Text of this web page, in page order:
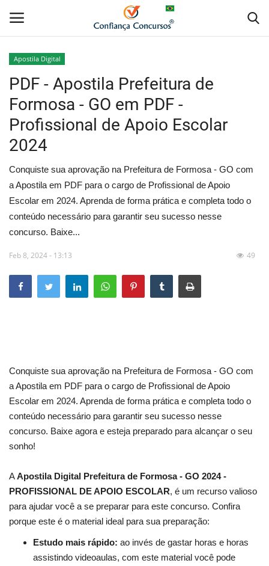
Home
Apostila Digital
Apostila Impressa
Cursos Online
Combo Apostilas
Apostila Digital
PDF - Apostila Prefeitura de
Formosa - GO em PDF -
Profissional de Apoio Escolar
2024
Conquiste sua aprovação na Prefeitura de Formosa - GO com
a Apostila em PDF para o cargo de Profissional de Apoio
Escolar em 2024. Aprenda de forma prática e completa todo o
conteúdo necessário para garantir seu sucesso nesse
concurso. Baixe...
Feb 8, 2024 - 13:13 49
Conquiste sua aprovação na Prefeitura de Formosa - GO com
a Apostila em PDF para o cargo de Profissional de Apoio
Escolar em 2024. Aprenda de forma prática e completa todo o
conteúdo necessário para garantir seu sucesso nesse
concurso. Baixe agora e esteja preparado para alcançar o seu
sonho!
AApostila Digital Prefeitura de Formosa - GO 2024 -
PROFISSIONAL DE APOIO ESCOLAR, é um recurso valioso
para ajudar você a se preparar para este concurso. Confira
porque este é o material ideal para sua preparação:
Estudo mais rápido: ao invés de gastar horas e horas
assistindo videoaulas, com este material você pode